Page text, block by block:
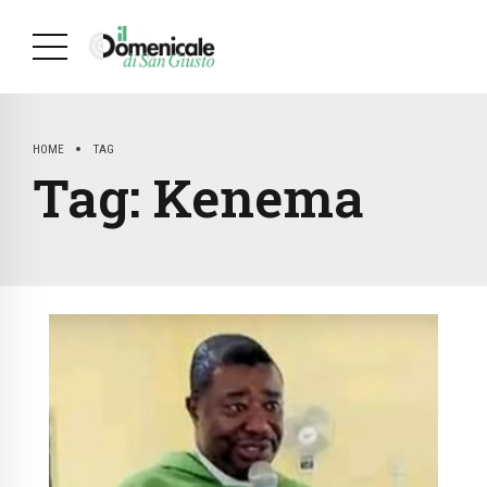
HOME TAG
Tag: Kenema